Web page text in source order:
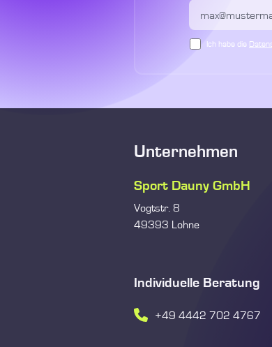
Ich habe die
Unternehmen
Sport Dauny GmbH
Vogtstr. 8
49393 Lohne
Individuelle Beratung
+49 4442 702 4767